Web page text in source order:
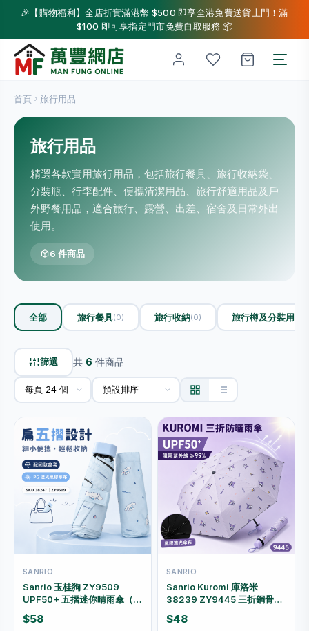
🎉【購物福利】全店折實滿港幣 $500 即享全港免費送貨上門！滿
$100 即可享指定門市免費自取服務 📦
首頁 旅行用品
旅行用品
精選各款實用旅行用品，包括旅行餐具、旅行收納袋、
分裝瓶、行李配件、便攜清潔用品、旅行舒適用品及戶
外野餐用品，適合旅行、露營、出差、宿舍及日常外出
使用。
6 件商品
全部 旅行餐具(0) 旅行收納(0) 旅行樽及分裝用品
篩選 共 6 件商品
SANRIO
Sanrio 玉桂狗 ZY9509
UPF50+ 五摺迷你晴雨傘（淺
藍色）
$58
SANRIO
Sanrio Kuromi 庫洛米
38239 ZY9445 三折鋼骨黑
膠防曬雨傘 55cm 8骨 淺紫色
$48